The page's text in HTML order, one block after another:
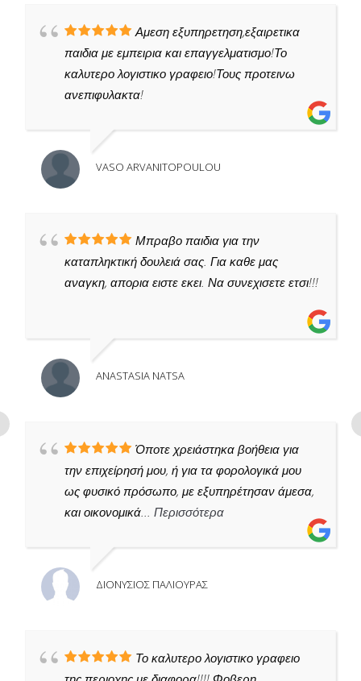
Αμεση εξυπηρετηση,εξαιρετικα
παιδια με εμπειρια και επαγγελματισμο!Το
καλυτερο λογιστικο γραφειο!Τους προτεινω
ανεπιφυλακτα!
VASO ARVANITOPOULOU
Μπραβο παιδια για την
καταπληκτική δουλειά σας. Για καθε μας
αναγκη, απορια ειστε εκει. Να συνεχισετε ετσι!!!
ANASTASIA NATSA
Όποτε χρειάστηκα βοήθεια για
την επιχείρησή μου, ή για τα φορολογικά μου
ως φυσικό πρόσωπο, με εξυπηρέτησαν άμεσα,
και οικονομικά... Περισσότερα
ΔΙΟΝΥΣΙΟΣ ΠΑΛΙΟΥΡΑΣ
Το καλυτερο λογιστικο γραφειο